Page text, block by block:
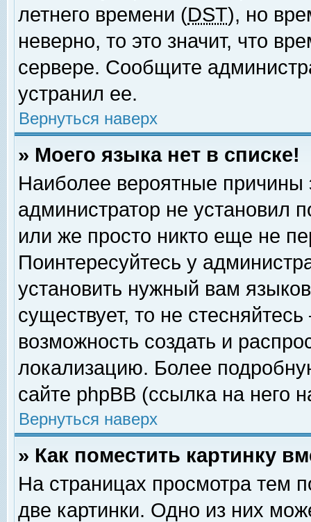
летнего времени (DST), но
неверно, то это значит, что
сервере. Сообщите
устранил ее.
Вернуться наверх
» Моего языка нет в списке!
Наиболее вероятные причины
администратор не установил
или же просто никто еще не
Поинтересуйтесь у
установить нужный вам
существует, то не
возможность создать и
локализацию. Более
сайте phpBB (ссылка на него
Вернуться наверх
» Как поместить картинку
На страницах просмотра тем
две картинки. Одно из них